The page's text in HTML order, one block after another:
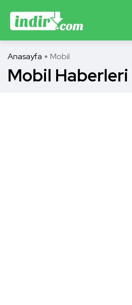
Anasayfa Mobil
Mobil Haberleri